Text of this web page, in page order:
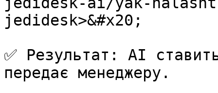
jedidesk>&#x20;
✅ Результат: AI
передає менеджеру.